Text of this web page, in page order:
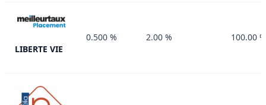
LIBERTE VIE
0.500 % 2.00 % 100.00 %